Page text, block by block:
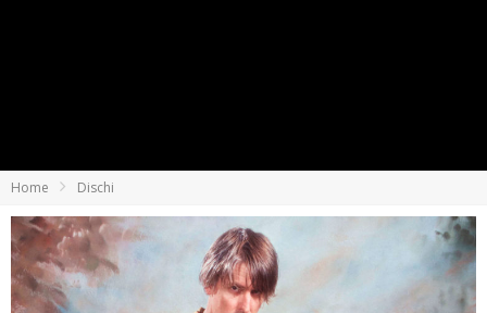
Home Dischi